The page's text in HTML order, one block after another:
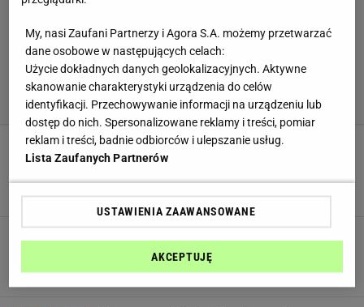
Lidl wycofuje ziemniaki w siedmiu
tego dnia w Biedronce. Co na to Auchan?
BIEDRONKA LIDL MASCARPONE
My, nasi Zaufani Partnerzy i Agora S.A. możemy przetwarzać
dane osobowe w następujących celach:
Użycie dokładnych danych geolokalizacyjnych. Aktywne
skanowanie charakterystyki urządzenia do celów
identyfikacji. Przechowywanie informacji na urządzeniu lub
dostęp do nich. Spersonalizowane reklamy i treści, pomiar
reklam i treści, badnie odbiorców i ulepszanie usług.
Lista Zaufanych Partnerów
USTAWIENIA ZAAWANSOWANE
AKCEPTUJĘ